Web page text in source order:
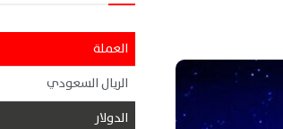
العملة
الريال السعودي
الدولار